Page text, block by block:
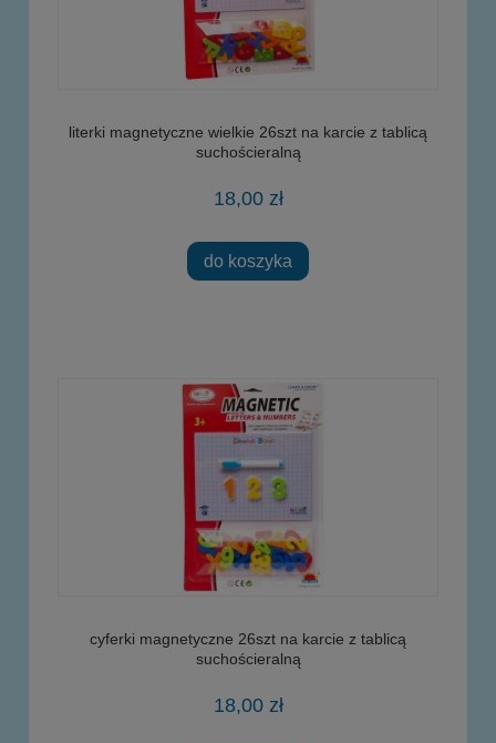
literki magnetyczne wielkie 26szt na karcie z tablicą
suchościeralną
18,00 zł
do koszyka
cyferki magnetyczne 26szt na karcie z tablicą
suchościeralną
18,00 zł